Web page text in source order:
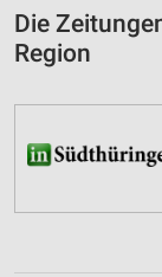
Die
Region
Informationen
Nicht-IAB-